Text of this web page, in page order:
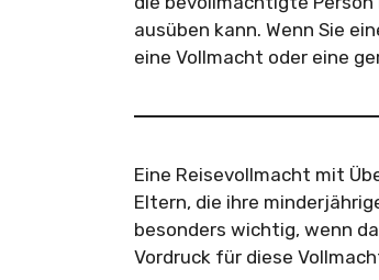
ausüben kann. Wenn Sie
eine Vollmacht oder eine
Eine Reisevollmacht mit
Eltern, die ihre
besonders wichtig, wenn
Vordruck für diese